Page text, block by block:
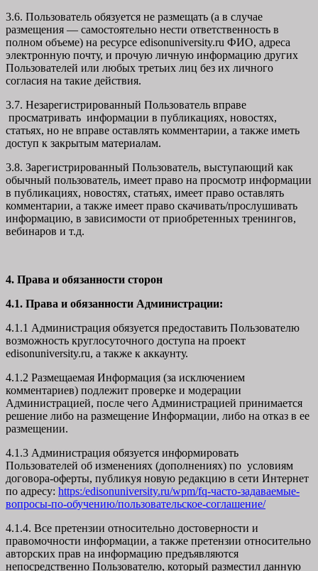
3.6. Пользователь обязуется не размещать (а в случае
размещения — самостоятельно нести ответственность в
полном объеме) на ресурсе edisonuniversity.ru ФИО, адреса
электронную почту, и прочую личную информацию других
Пользователей или любых третьих лиц без их личного
согласия на такие действия.
3.7. Незарегистрированный Пользователь вправе
просматривать информации в публикациях, новостях,
статьях, но не вправе оставлять комментарии, а также иметь
доступ к закрытым материалам.
3.8. Зарегистрированный Пользователь, выступающий как
обычный пользователь, имеет право на просмотр информации
в публикациях, новостях, статьях, имеет право оставлять
комментарии, а также имеет право скачивать/прослушивать
информацию, в зависимости от приобретенных тренингов,
вебинаров и т.д.
4. Права и обязанности сторон
4.1. Права и обязанности Администрации:
4.1.1 Администрация обязуется предоставить Пользователю
возможность круглосуточного доступа на проект
edisonuniversity.ru, а также к аккаунту.
4.1.2 Размещаемая Информация (за исключением
комментариев) подлежит проверке и модерации
Администрацией, после чего Администрацией принимается
решение либо на размещение Информации, либо на отказ в ее
размещении.
4.1.3 Администрация обязуется информировать
Пользователей об изменениях (дополнениях) по условиям
договора-оферты, публикуя новую редакцию в сети Интернет
по адресу: https:/edisonuniversity.ru/wpm/fq-часто-задаваемые-
вопросы-по-обучению/пользовательское-соглашение/
4.1.4. Все претензии относительно достоверности и
правомочности информации, а также претензии относительно
авторских прав на информацию предъявляются
непосредственно Пользователю, который разместил данную